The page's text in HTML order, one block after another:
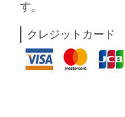
す。
クレジットカード